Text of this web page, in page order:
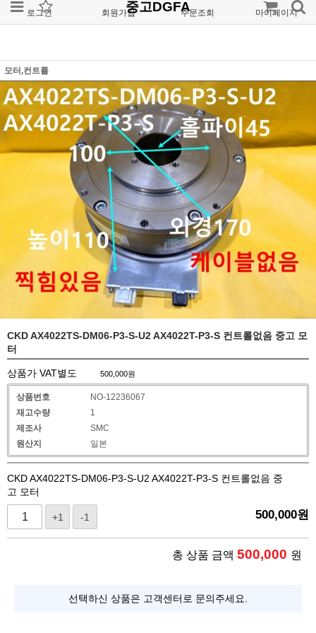
로그인 회원가입 주문조회 마이페이지
중고DGFA
모터,컨트롤
CKD AX4022TS-DM06-P3-S-U2 AX4022T-P3-S 컨트롤없음 중고 모
터
상품가 VAT별도 500,000원
상품번호
NO-12236067
재고수량
1
제조사
SMC
원산지
일본
CKD AX4022TS-DM06-P3-S-U2 AX4022T-P3-S 컨트롤없음 중
고 모터
+1 -1 500,000원
총 상품 금액 500,000 원
선택하신 상품은 고객센터로 문의주세요.